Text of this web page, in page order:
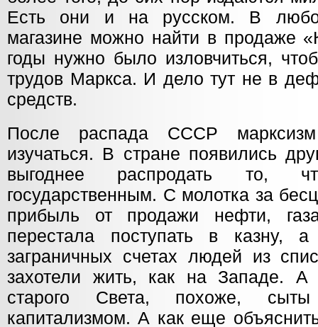
Есть они и на русском. В
магазине можно найти в продаже
годы нужно было изловчиться,
трудов Маркса. И дело тут не в
средств.
После распада СССР
изучаться. В стране появились
выгоднее распродать то,
государственным. С молотка за
прибыль от продажи нефти,
перестала поступать в казну,
заграничных счетах людей из
захотели жить, как на Западе.
старого Света, похоже,
капитализмом. А как еще